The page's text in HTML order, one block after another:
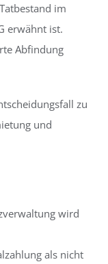
im
erwähnt ist.
Abfindung
zu
und
wird
als nicht